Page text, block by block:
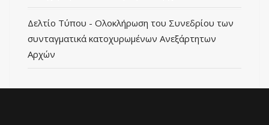
Δελτίο Τύπου - Ολοκλήρωση του Συνεδρίου των
συνταγματικά κατοχυρωμένων Ανεξάρτητων
Αρχών